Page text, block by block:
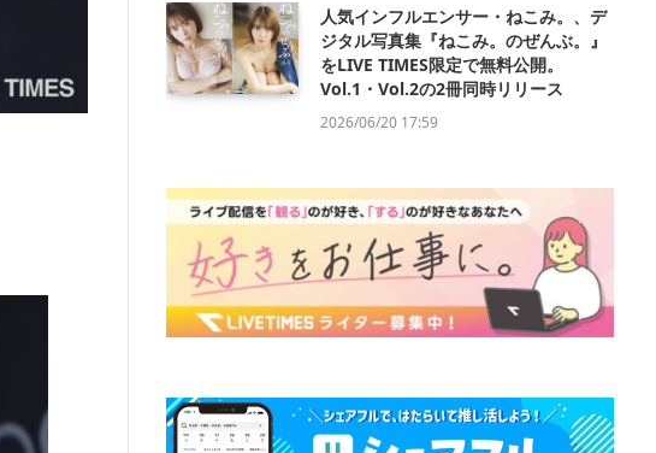
人気インフルエンサー・ねこみ。、デ
ジタル写真集『ねこみ。のぜんぶ。』
をLIVE TIMES限定で無料公開。
Vol.1・Vol.2の2冊同時リリース
2026/06/20 17:59